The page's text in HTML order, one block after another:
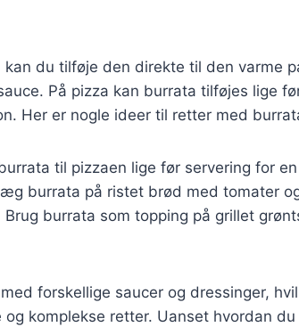
du tilføje den direkte til den varme
På pizza kan burrata tilføjes lige
Her er nogle ideer til retter med
til pizzaen lige før servering for
burrata på ristet brød med tomater
Brug burrata som topping på grillet
forskellige saucer og dressinger,
komplekse retter. Uanset hvordan